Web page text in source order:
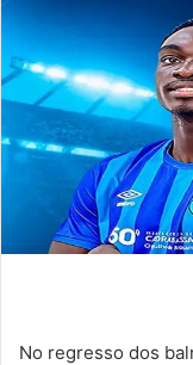
No regresso dos